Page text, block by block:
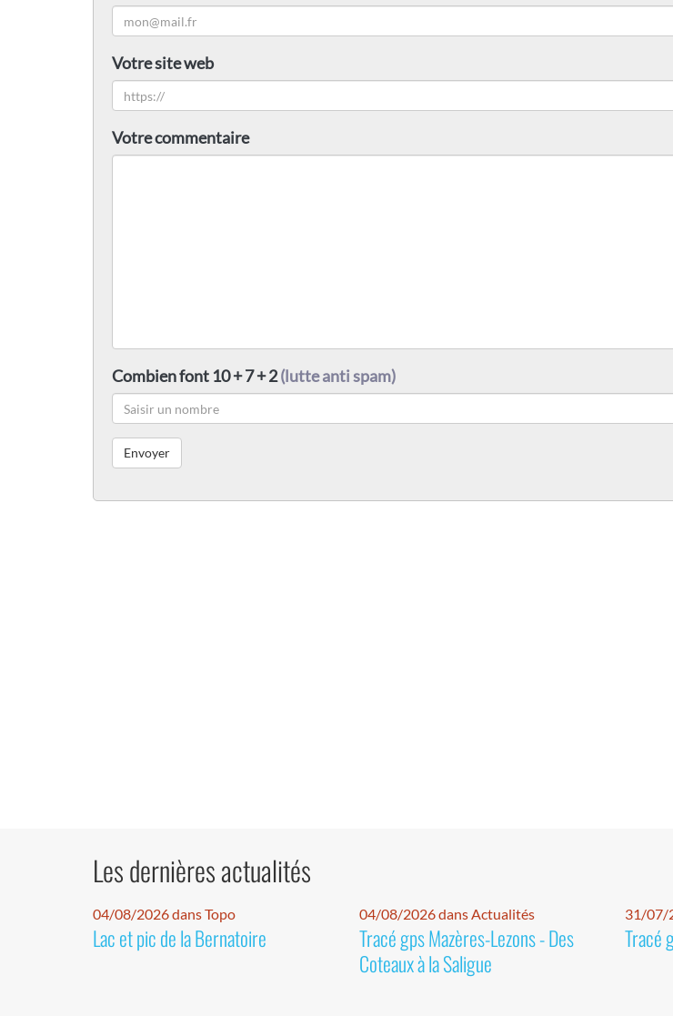
Votre site web
Votre commentaire
Combien font 10 + 7 + 2(lutte anti spam)
Les dernières actualités
04/08/2026 dans Topo
Lac et pic de la Bernatoire
04/08/2026 dans Actualités
Tracé gps Mazères-Lezons - Des
Coteaux à la Saligue
31/07/
Tracé